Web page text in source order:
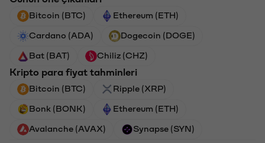
Bitcoin (BTC) Ethereum (ETH)
Cardano (ADA) Dogecoin (DOGE)
Bat (BAT) Chiliz (CHZ)
Kripto para fiyat tahminleri
Bitcoin (BTC) Ripple (XRP)
Bonk (BONK) Ethereum (ETH)
Avalanche (AVAX) Synapse (SYN)